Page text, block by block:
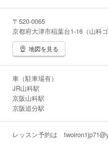
〒520-0065
京都府大津市稲葉台1-16（山科
地図を見る
車（駐車場有）
JR山科駅
京阪山科駅
京阪追分駅
レッスン予約は